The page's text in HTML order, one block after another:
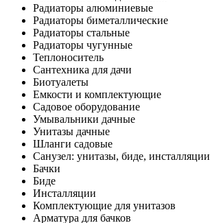
Радиаторы алюминиевые
Радиаторы биметаллические
Радиаторы стальные
Радиаторы чугунные
Теплоноситель
Сантехника для дачи
Биотуалеты
Емкости и комплектующие
Садовое оборудование
Умывальники дачные
Унитазы дачные
Шланги садовые
Санузел: унитазы, биде, инсталляции
Бачки
Биде
Инсталляции
Комплектующие для унитазов
Арматура для бачков